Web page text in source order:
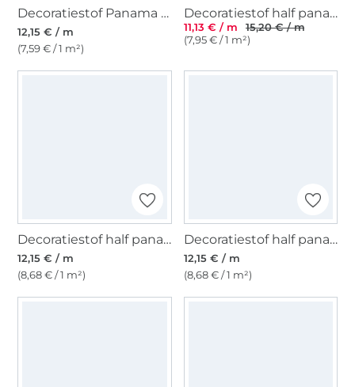
Decoratiestof Panama tulpen, gebroken wit
12,15 € / m
(7,59 € / 1 m²)
Decoratiestof half panama tulpen, lichtgroen
11,13 € / m
15,20 € / m
(7,95 € / 1 m²)
Decoratiestof half panama Flowers, oudroze
12,15 € / m
(8,68 € / 1 m²)
Decoratiestof half panama Flowers, beige
12,15 € / m
(8,68 € / 1 m²)